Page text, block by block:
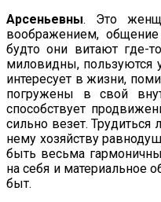
Арсеньевны. Это
воображе­нием,
будто они витают где-
миловидны, пользуются
интересует в жизни,
погружены в свой
способствует
сильно везет.
нему хозяйству
быть весьма
на себя и ма­териальное
быт.